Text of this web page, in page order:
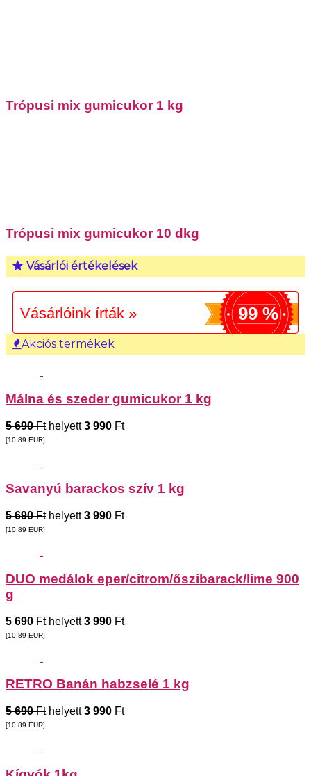
Trópusi mix gumicukor 1 kg
Trópusi mix gumicukor 10 dkg
Vásárlói értékelések
Vásárlóink írták » 99 %
Akciós termékek
Málna és szeder gumicukor 1 kg
5 690 Fthelyett3 990 Ft
[10.89 EUR]
Savanyú barackos szív 1 kg
5 690 Fthelyett3 990 Ft
[10.89 EUR]
DUO medálok eper/citrom/őszibarack/lime 900
g
5 690 Fthelyett3 990 Ft
[10.89 EUR]
RETRO Banán habzselé 1 kg
5 690 Fthelyett3 990 Ft
[10.89 EUR]